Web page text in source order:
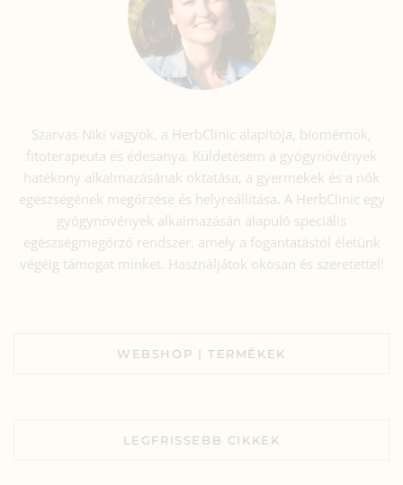
Szarvas Niki vagyok, a HerbClinic alapítója, biomérnök,
fitoterapeuta és édesanya. Küldetésem a gyógynövények
hatékony alkalmazásának oktatása, a gyermekek és a nők
egészségének megőrzése és helyreállítása. A HerbClinic egy
gyógynövények alkalmazásán alapuló speciális
egészségmegőrző rendszer, amely a fogantatástól életünk
végéig támogat minket. Használjátok okosan és szeretettel!
WEBSHOP | TERMÉKEK
LEGFRISSEBB CIKKEK